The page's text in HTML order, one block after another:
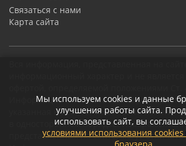
Мы используем cookies и данные
улучшения работы сайта.
использовать сайт, вы
условиями использования
Связаться с нами
Карта сайта
Информация о технических
указанная на сайте, может быть
в одностороннем порядке. Изображения
представленных на сайте, могут